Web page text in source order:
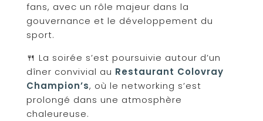
fans, avec un rôle majeur dans la
gouvernance et le développement du
sport.
🍴 La soirée s’est poursuivie autour d’un
dîner convivial au Restaurant Colovray
Champion’s, où le networking s’est
prolongé dans une atmosphère
chaleureuse.